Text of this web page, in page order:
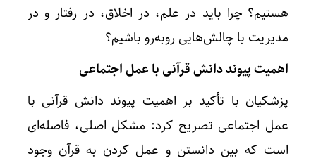
هستیم؟ چرا باید در علم، در اخلاق، در رفتار و در
مدیریت با چالش‌هایی روبه‌رو باشیم؟
اهمیت پیوند دانش قرآنی با عمل اجتماعی
پزشکیان با تأکید بر اهمیت پیوند دانش قرآنی با
عمل اجتماعی تصریح کرد: مشکل اصلی، فاصله‌ای
است که بین دانستن و عمل کردن به قرآن وجود